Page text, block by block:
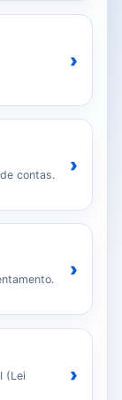
›
contas. ›
›
(Lei
›